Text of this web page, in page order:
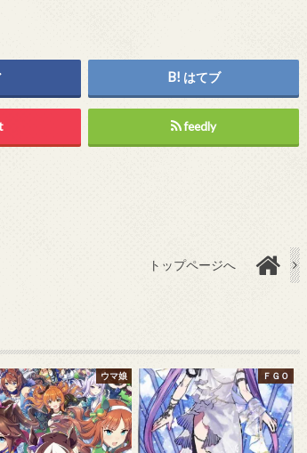
はてブ
feedly
トップページへ
ウマ娘 ＦＧＯ